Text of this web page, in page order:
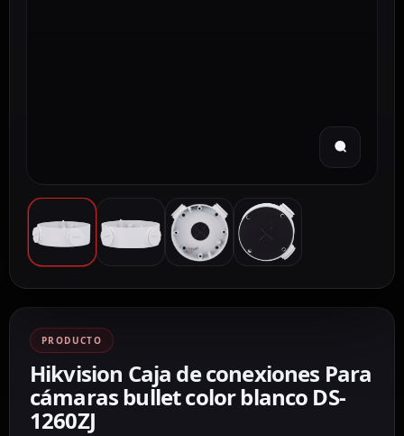
PRODUCTO
Hikvision Caja de conexiones Para
cámaras bullet color blanco DS-
1260ZJ